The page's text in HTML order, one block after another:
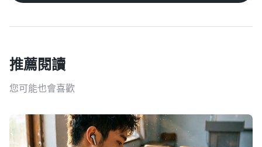
推薦閱讀
您可能也會喜歡